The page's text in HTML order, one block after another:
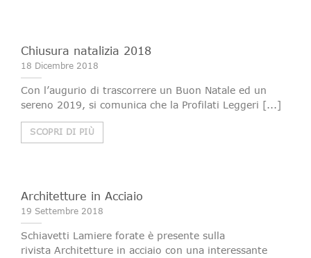
Chiusura natalizia 2018
18 Dicembre 2018
Con l’augurio di trascorrere un Buon Natale ed un
sereno 2019, si comunica che la Profilati Leggeri [...]
SCOPRI DI PIÙ
Architetture in Acciaio
19 Settembre 2018
Schiavetti Lamiere forate è presente sulla
rivista Architetture in acciaio con una interessante